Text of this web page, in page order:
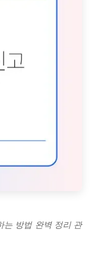
는 방법 완벽 정리 관